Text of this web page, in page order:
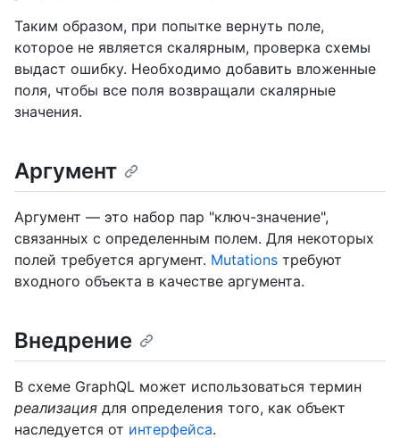
Таким образом, при попытке вернуть поле,
которое не является скалярным, проверка схемы
выдаст ошибку. Необходимо добавить вложенные
поля, чтобы все поля возвращали скалярные
значения.
Аргумент
Аргумент — это набор пар "ключ-значение",
связанных с определенным полем. Для некоторых
полей требуется аргумент. Mutations требуют
входного объекта в качестве аргумента.
Внедрение
В схеме GraphQL может использоваться термин
реализация для определения того, как объект
наследуется от интерфейса.